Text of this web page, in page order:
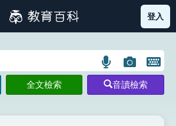
筆畫索引圖示 部首索引表圖示
登入
語
言
搜
圖
片
搜
開
鍵
圖
全文檢索 音讀檢索